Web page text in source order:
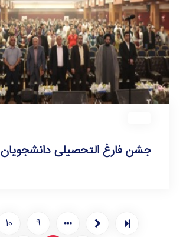
جشن فارغ التحصیلی دانشجویان
9
10